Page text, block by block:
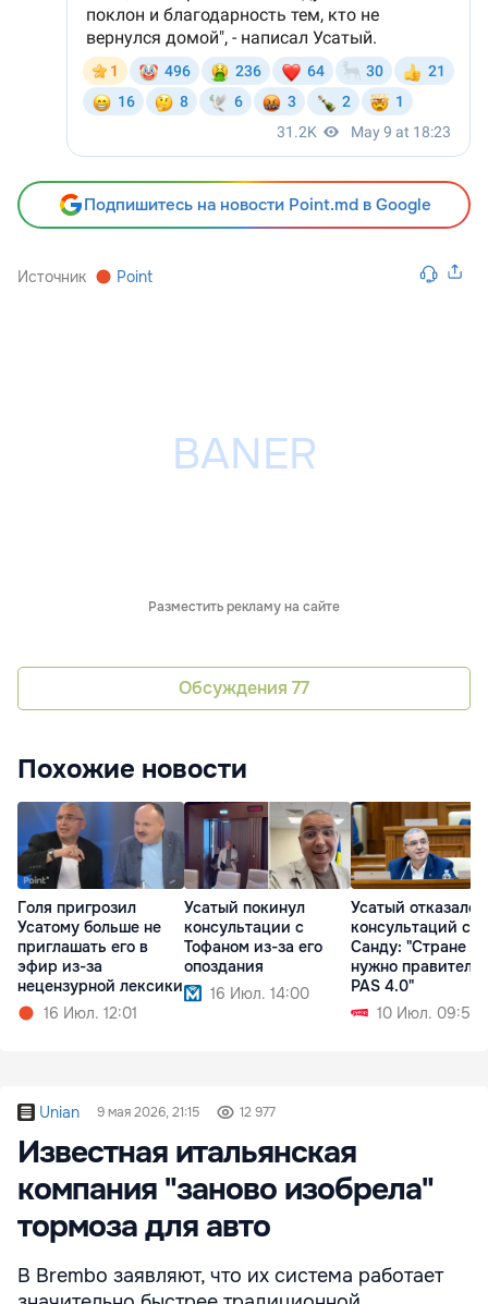
Подпишитесь на новости Point.md в Google
Источник Point
Разместить рекламу на сайте
Обсуждения 77
Похожие новости
Голя пригрозил
Усатому больше не
приглашать его в
эфир из-за
нецензурной лексики
16 Июл. 12:01
Усатый покинул
консультации с
Тофаном из-за его
опоздания
16 Июл. 14:00
Усатый
консультаций с
Санду: "Стране не
нужно
PAS 4.0"
10 Июл. 09:50
Unian 9 мая 2026, 21:15 12 977
Известная итальянская
компания "заново изобрела"
тормоза для авто
В Brembo заявляют, что их система работает